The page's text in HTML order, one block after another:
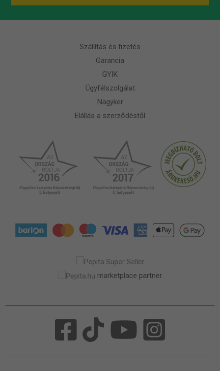
Szállítás és fizetés
Garancia
GYIK
Ügyfélszolgálat
Nagyker
Elállás a szerződéstől
marketplace partner